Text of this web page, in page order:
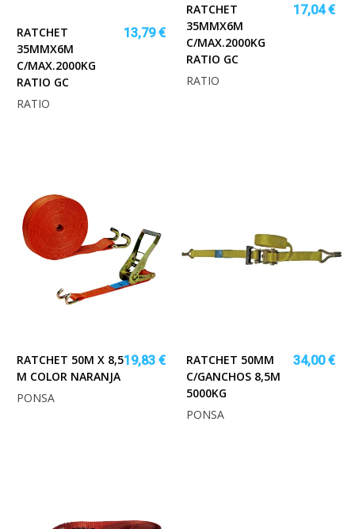
RATCHET
35MMX6M
C/MAX.2000KG
RATIO GC
13,79 €
RATIO
RATCHET
35MMX6M
C/MAX.2000KG
RATIO GC
17,04 €
RATIO
RATCHET 50M X 8,5
M COLOR NARANJA
19,83 €
PONSA
RATCHET 50MM
C/GANCHOS 8,5M
5000KG
34,00 €
PONSA